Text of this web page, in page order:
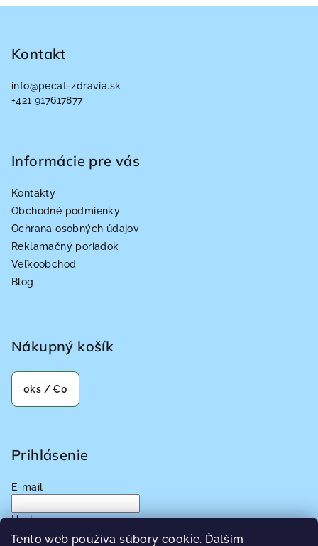
Tento web používa súbory cookie. Ďalším
Kontakt
info@pecat-zdravia.sk
+421 917617877
Informácie pre vás
Kontakty
Obchodné podmienky
Ochrana osobných údajov
Reklamačný poriadok
Veľkoobchod
Blog
Nákupný košík
0ks /€0
Prihlásenie
E-mail
Heslo